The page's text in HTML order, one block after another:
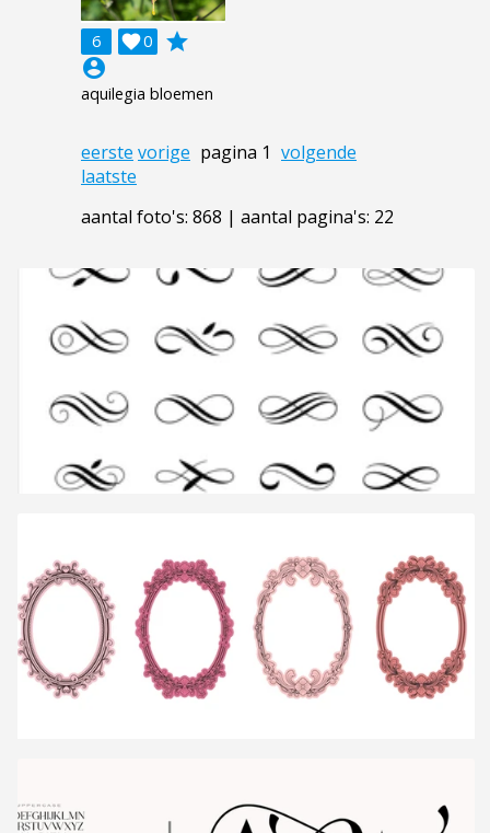
6 0

grade
account_circle
aquilegia bloemen
eerste vorige pagina 1 volgende
laatste
aantal foto's: 868 | aantal pagina's: 22